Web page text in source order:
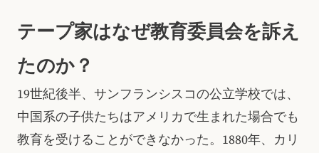
テープ家はなぜ教育委員会を訴え
たのか？
19世紀後半、サンフランシスコの公立学校では、
中国系の子供たちはアメリカで生まれた場合でも
教育を受けることができなかった。1880年、カリ